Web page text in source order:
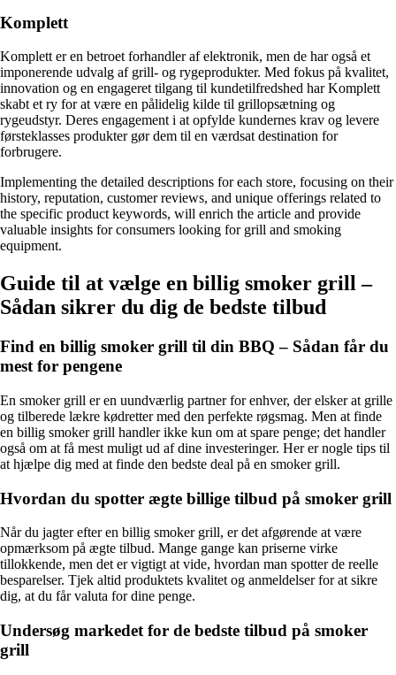
Komplett
Komplett er en betroet forhandler af elektronik, men de har også et
imponerende udvalg af grill- og rygeprodukter. Med fokus på kvalitet,
innovation og en engageret tilgang til kundetilfredshed har Komplett
skabt et ry for at være en pålidelig kilde til grillopsætning og
rygeudstyr. Deres engagement i at opfylde kundernes krav og levere
førsteklasses produkter gør dem til en værdsat destination for
forbrugere.
Implementing the detailed descriptions for each store, focusing on their
history, reputation, customer reviews, and unique offerings related to
the specific product keywords, will enrich the article and provide
valuable insights for consumers looking for grill and smoking
equipment.
Guide til at vælge en billig smoker grill –
Sådan sikrer du dig de bedste tilbud
Find en billig smoker grill til din BBQ – Sådan får du
mest for pengene
En smoker grill er en uundværlig partner for enhver, der elsker at grille
og tilberede lækre kødretter med den perfekte røgsmag. Men at finde
en billig smoker grill handler ikke kun om at spare penge; det handler
også om at få mest muligt ud af dine investeringer. Her er nogle tips til
at hjælpe dig med at finde den bedste deal på en smoker grill.
Hvordan du spotter ægte billige tilbud på smoker grill
Når du jagter efter en billig smoker grill, er det afgørende at være
opmærksom på ægte tilbud. Mange gange kan priserne virke
tillokkende, men det er vigtigt at vide, hvordan man spotter de reelle
besparelser. Tjek altid produktets kvalitet og anmeldelser for at sikre
dig, at du får valuta for dine penge.
Undersøg markedet for de bedste tilbud på smoker
grill